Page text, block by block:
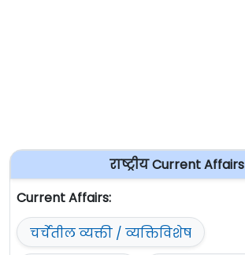
राष्ट्रीय Current Affairs
Current Affairs:
चर्चेतील व्यक्ती / व्यक्तिविशेष